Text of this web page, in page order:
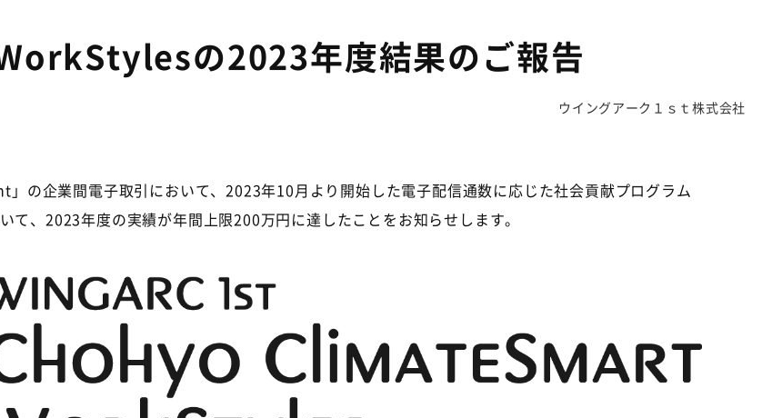
の2023年度結果のご報告
ウイングアーク１ｓｔ株式会社
」の企業間電子取引において、2023年10月より開始した電子配信通数に応じた社会貢献プログラム
て、2023年度の実績が年間上限200万円に達したことをお知らせします。